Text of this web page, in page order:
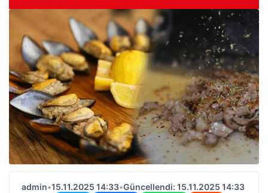
admin•15.11.2025 14:33•Güncellendi: 15.11.2025 14:33